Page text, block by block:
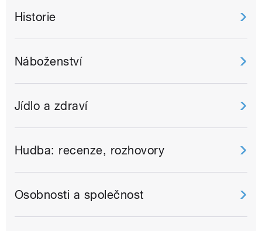
Historie
Náboženství
Jídlo a zdraví
Hudba: recenze, rozhovory
Osobnosti a společnost